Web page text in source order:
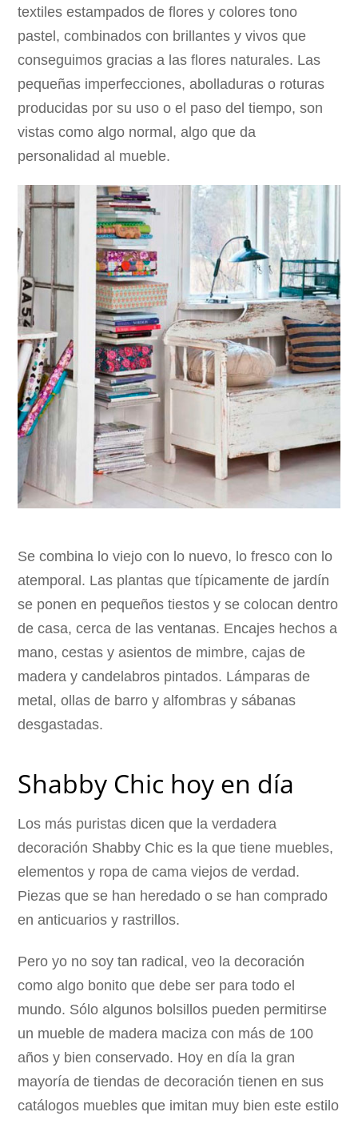
textiles estampados de flores y colores tono
pastel, combinados con brillantes y vivos que
conseguimos gracias a las flores naturales. Las
pequeñas imperfecciones, abolladuras o roturas
producidas por su uso o el paso del tiempo, son
vistas como algo normal, algo que da
personalidad al mueble.
Se combina lo viejo con lo nuevo, lo fresco con lo
atemporal. Las plantas que típicamente de jardín
se ponen en pequeños tiestos y se colocan dentro
de casa, cerca de las ventanas. Encajes hechos a
mano, cestas y asientos de mimbre, cajas de
madera y candelabros pintados. Lámparas de
metal, ollas de barro y alfombras y sábanas
desgastadas.
Shabby Chic hoy en día
Los más puristas dicen que la verdadera
decoración Shabby Chic es la que tiene muebles,
elementos y ropa de cama viejos de verdad.
Piezas que se han heredado o se han comprado
en anticuarios y rastrillos.
Pero yo no soy tan radical, veo la decoración
como algo bonito que debe ser para todo el
mundo. Sólo algunos bolsillos pueden permitirse
un mueble de madera maciza con más de 100
años y bien conservado. Hoy en día la gran
mayoría de tiendas de decoración tienen en sus
catálogos muebles que imitan muy bien este estilo